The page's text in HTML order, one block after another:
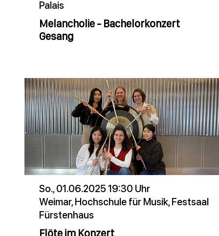
Palais
Melancholie - Bachelorkonzert
Gesang
So., 01.06.2025 19:30 Uhr
Weimar, Hochschule für Musik, Festsaal
Fürstenhaus
Flöte im Konzert